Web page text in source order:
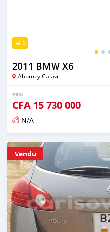
5
2011 BMW X6
Abomey Calavi
PRIX
CFA 15 730 000
N/A
Publié il y a presque 5 ans
Vendu